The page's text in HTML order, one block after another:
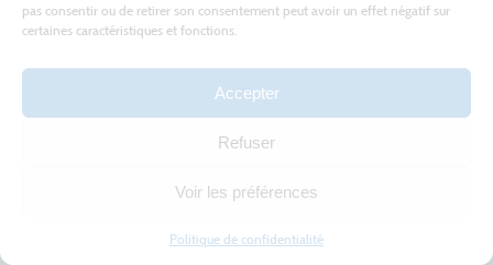
pas consentir ou de retirer son consentement peut avoir un effet négatif sur
certaines caractéristiques et fonctions.
Accepter
Refuser
Voir les préférences
Politique de confidentialité